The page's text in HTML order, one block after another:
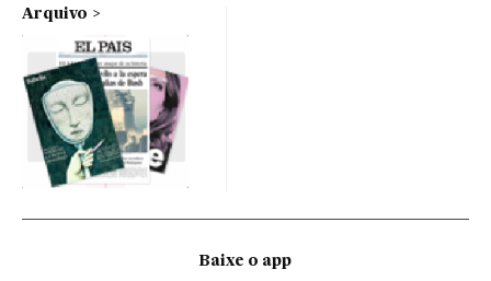
Arquivo
Baixe o app